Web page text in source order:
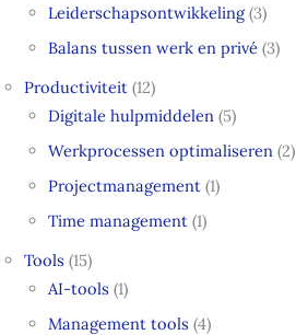
Leiderschapsontwikkeling(3)
Balans tussen werk en privé (3)
Productiviteit (12)
Digitale hulpmiddelen (5)
Werkprocessen optimaliseren (2)
Projectmanagement (1)
Time management (1)
Tools (15)
AI-tools (1)
Management tools (4)